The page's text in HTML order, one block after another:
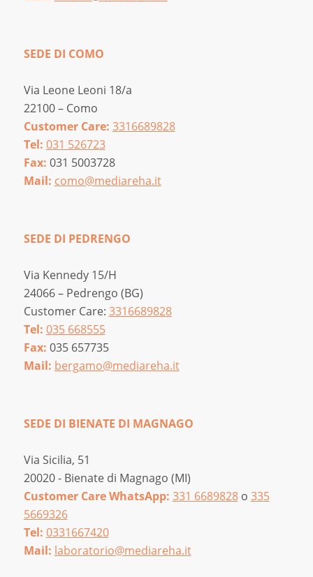
SEDE DI COMO
Via Leone Leoni 18/a
22100 – Como
Customer Care: 3316689828
Tel: 031 526723
Fax: 031 5003728
Mail: como@mediareha.it
SEDE DI PEDRENGO
Via Kennedy 15/H
24066 – Pedrengo (BG)
Customer Care: 3316689828
Tel: 035 668555
Fax: 035 657735
Mail: bergamo@mediareha.it
SEDE DI BIENATE DI MAGNAGO
Via Sicilia, 51
20020 - Bienate di Magnago (MI)
Customer Care WhatsApp: 331 6689828o 335
5669326
Tel: 0331667420
Mail: laboratorio@mediareha.it